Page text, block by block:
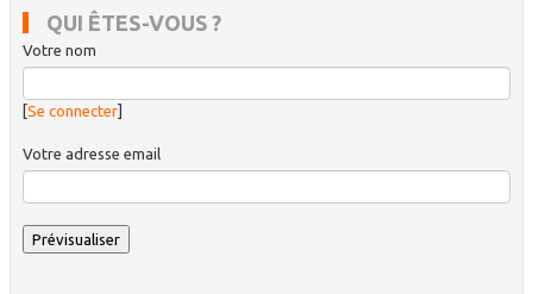
QUI ÊTES-VOUS ?
Votre nom
Se connecter]
Votre adresse email